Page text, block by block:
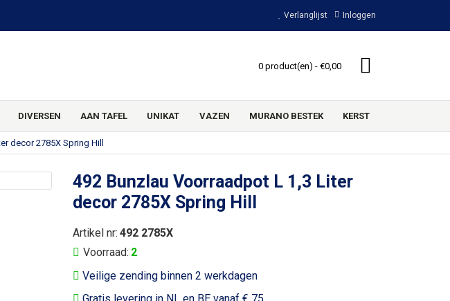
Verlanglijst Inloggen
0 product(en) - €0,00
DIVERSEN AAN TAFEL UNIKAT VAZEN MURANO BESTEK KERST
decor 2785X Spring Hill
492 Bunzlau Voorraadpot L 1,3 Liter
decor 2785X Spring Hill
Veilige zending binnen 2 werkdagen
Gratis levering in NL en BE vanaf € 75
Voorraad: 2
Artikel nr: 492 2785X